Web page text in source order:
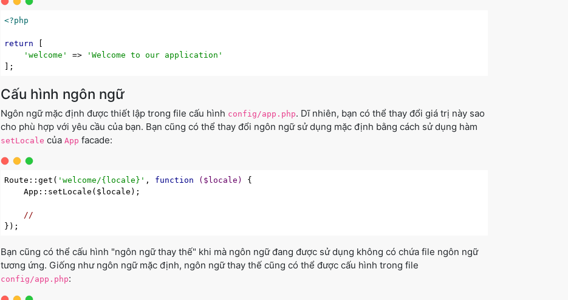
<?php
return [
'welcome'
=>
'Welcome to our application'
Cấu hình ngôn ngữ
Ngôn ngữ mặc định được thiết lập trong file cấu hình config/app.php. Dĩ nhiên, bạn có thể thay đổi giá trị này sao
cho phù hợp với yêu cầu của bạn. Bạn cũng có thể thay đổi ngôn ngữ sử dụng mặc định bằng cách sử dụng hàm
setLocale của App facade:
Route::get( 'welcome/{locale}' , function ($locale)
{
    App::setLocale($locale);
//
Bạn cũng có thể cấu hình "ngôn ngữ thay thế" khi mà ngôn ngữ đang được sử dụng không có chứa file ngôn ngữ
tương ứng. Giống như ngôn ngữ mặc định, ngôn ngữ thay thế cũng có thể được cấu hình trong file
config/app.php: